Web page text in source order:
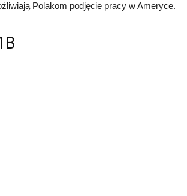
Polakom podjęcie pracy w Ameryce.